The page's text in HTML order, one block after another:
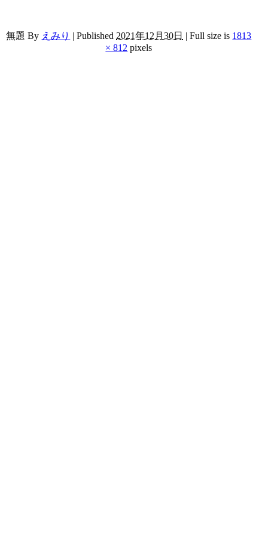
無題 By えみり | Published 2021年12月30日 | Full size is 1813
× 812 pixels